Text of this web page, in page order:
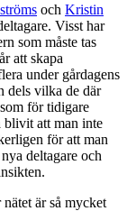
och Kristin
Visst har
som måste tas
att skapa
under gårdagens
dels vilka de där
för tidigare
blivit att man inte
för att man
deltagare och
är så mycket